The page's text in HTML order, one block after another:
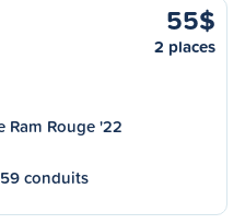
55$
2 places
Ram Rouge '22
59 conduits